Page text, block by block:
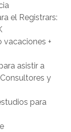
el Registrars:
vacaciones +
asistir a
y
para